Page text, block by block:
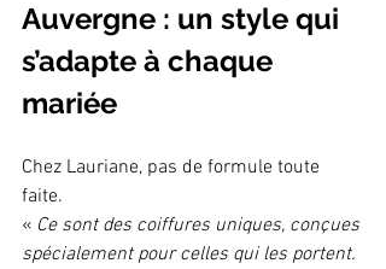
Auvergne : un style qui
s’adapte à chaque
mariée
Chez Lauriane, pas de formule toute
faite.
« Ce sont des coiffures uniques, conçues
spécialement pour celles qui les portent.